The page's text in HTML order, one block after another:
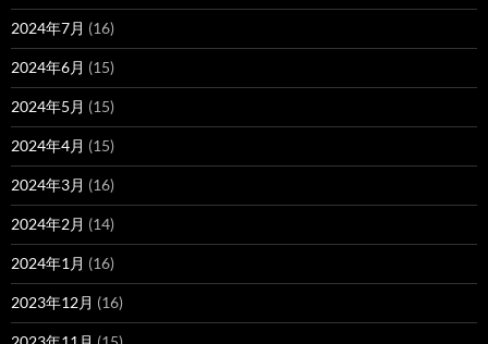
2024年7月 (16)
2024年6月 (15)
2024年5月 (15)
2024年4月 (15)
2024年3月 (16)
2024年2月 (14)
2024年1月 (16)
2023年12月 (16)